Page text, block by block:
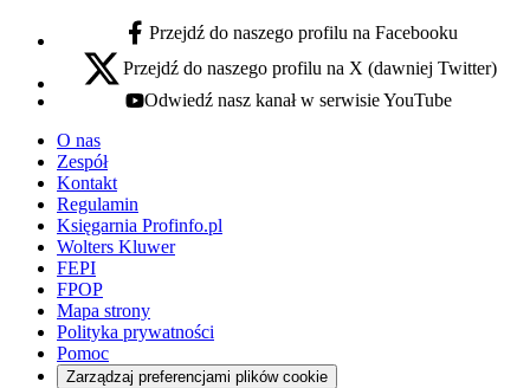
facebook - otwiera się w nowej karcie
Przejdź do naszego profilu na Facebooku
x - otwiera się w nowej karcie
Przejdź do naszego profilu na X (dawniej Twitter)
youtube - otwiera się w nowej karcie
Odwiedź nasz kanał w serwisie YouTube
O nas
Zespół
Kontakt
Regulamin
Księgarnia Profinfo.pl
Wolters Kluwer
FEPI
FPOP
Mapa strony
Polityka prywatności
Pomoc
Zarządzaj preferencjami plików cookie